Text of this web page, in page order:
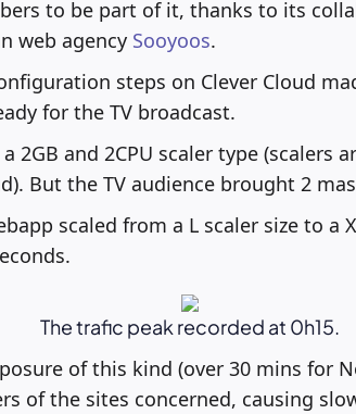
to be part of it, thanks to its
web agency Sooyoos.
steps on Clever Cloud
for the TV broadcast.
2GB and 2CPU scaler type (scalers
But the TV audience brought 2
scaled from a L scaler size to a
The trafic peak recorded at 0h15.
of this kind (over 30 mins for
of the sites concerned, causing